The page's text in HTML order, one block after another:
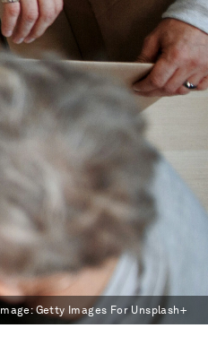
Image:Getty Images For Unsplash+